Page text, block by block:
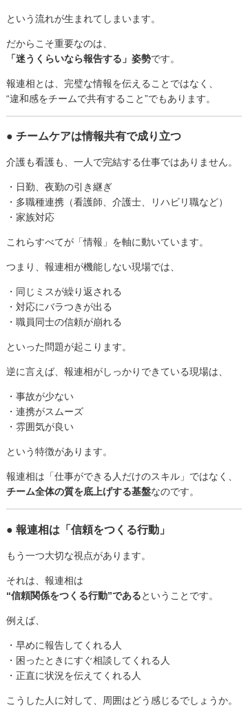
という流れが生まれてしまいます。
だからこそ重要なのは、
「迷うくらいなら報告する」姿勢です。
報連相とは、完璧な情報を伝えることではなく、
“違和感をチームで共有すること”でもあります。
● チームケアは情報共有で成り立つ
介護も看護も、一人で完結する仕事ではありません。
・日勤、夜勤の引き継ぎ
・多職種連携（看護師、介護士、リハビリ職など）
・家族対応
これらすべてが「情報」を軸に動いています。
つまり、報連相が機能しない現場では、
・同じミスが繰り返される
・対応にバラつきが出る
・職員同士の信頼が崩れる
といった問題が起こります。
逆に言えば、報連相がしっかりできている現場は、
・事故が少ない
・連携がスムーズ
・雰囲気が良い
という特徴があります。
報連相は「仕事ができる人だけのスキル」ではなく、
チーム全体の質を底上げする基盤なのです。
● 報連相は「信頼をつくる行動」
もう一つ大切な視点があります。
それは、報連相は
“信頼関係をつくる行動”であるということです。
例えば、
・早めに報告してくれる人
・困ったときにすぐ相談してくれる人
・正直に状況を伝えてくれる人
こうした人に対して、周囲はどう感じるでしょうか。